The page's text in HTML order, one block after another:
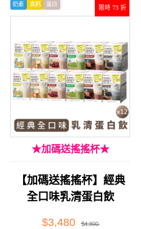
限時 73 折
奶素 高鈣 蛋白
★加碼送搖搖杯★
【加碼送搖搖杯】經典
全口味乳清蛋白飲
$3,480 $4,800